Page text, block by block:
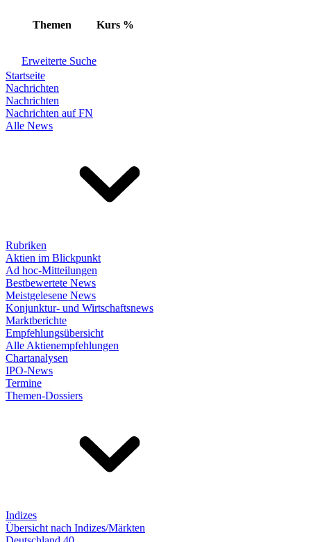
Themen Kurs %
Erweiterte Suche
Startseite
Nachrichten
Nachrichten
Nachrichten auf FN
Alle News
Rubriken
Aktien im Blickpunkt
Ad hoc-Mitteilungen
Bestbewertete News
Meistgelesene News
Konjunktur- und Wirtschaftsnews
Marktberichte
Empfehlungsübersicht
Alle Aktienempfehlungen
Chartanalysen
IPO-News
Termine
Themen-Dossiers
Indizes
Übersicht nach Indizes/Märkten